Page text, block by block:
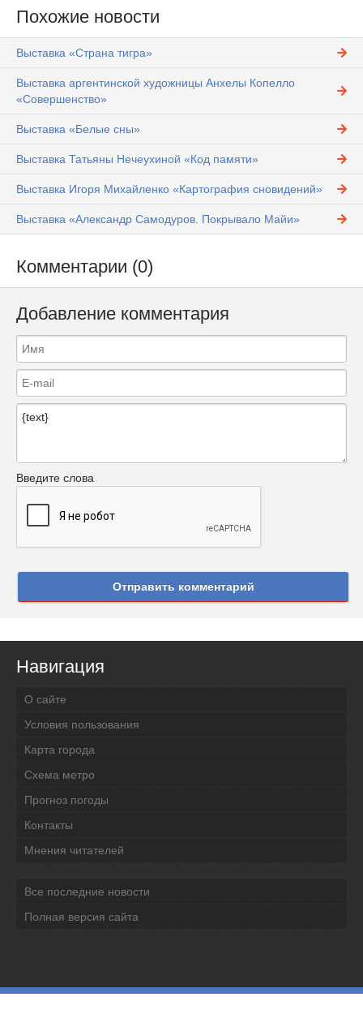
Похожие новости
Выставка «Страна тигра»
Выставка аргентинской художницы Анхелы Копелло
«Совершенство»
Выставка «Белые сны»
Выставка Татьяны Нечеухиной «Код памяти»
Выставка Игоря Михайленко «Картография сновидений»
Выставка «Александр Самодуров. Покрывало Майи»
Комментарии (0)
Добавление комментария
Введите слова
Отправить комментарий
Навигация
О сайте
Условия пользования
Карта города
Схема метро
Прогноз погоды
Контакты
Мнения читателей
Все последние новости
Полная версия сайта